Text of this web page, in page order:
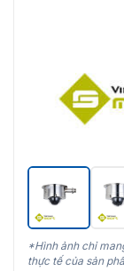
*Hình ảnh chỉ
thực tế của sản